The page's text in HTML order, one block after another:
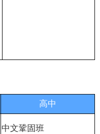
高中
中文鞏固班